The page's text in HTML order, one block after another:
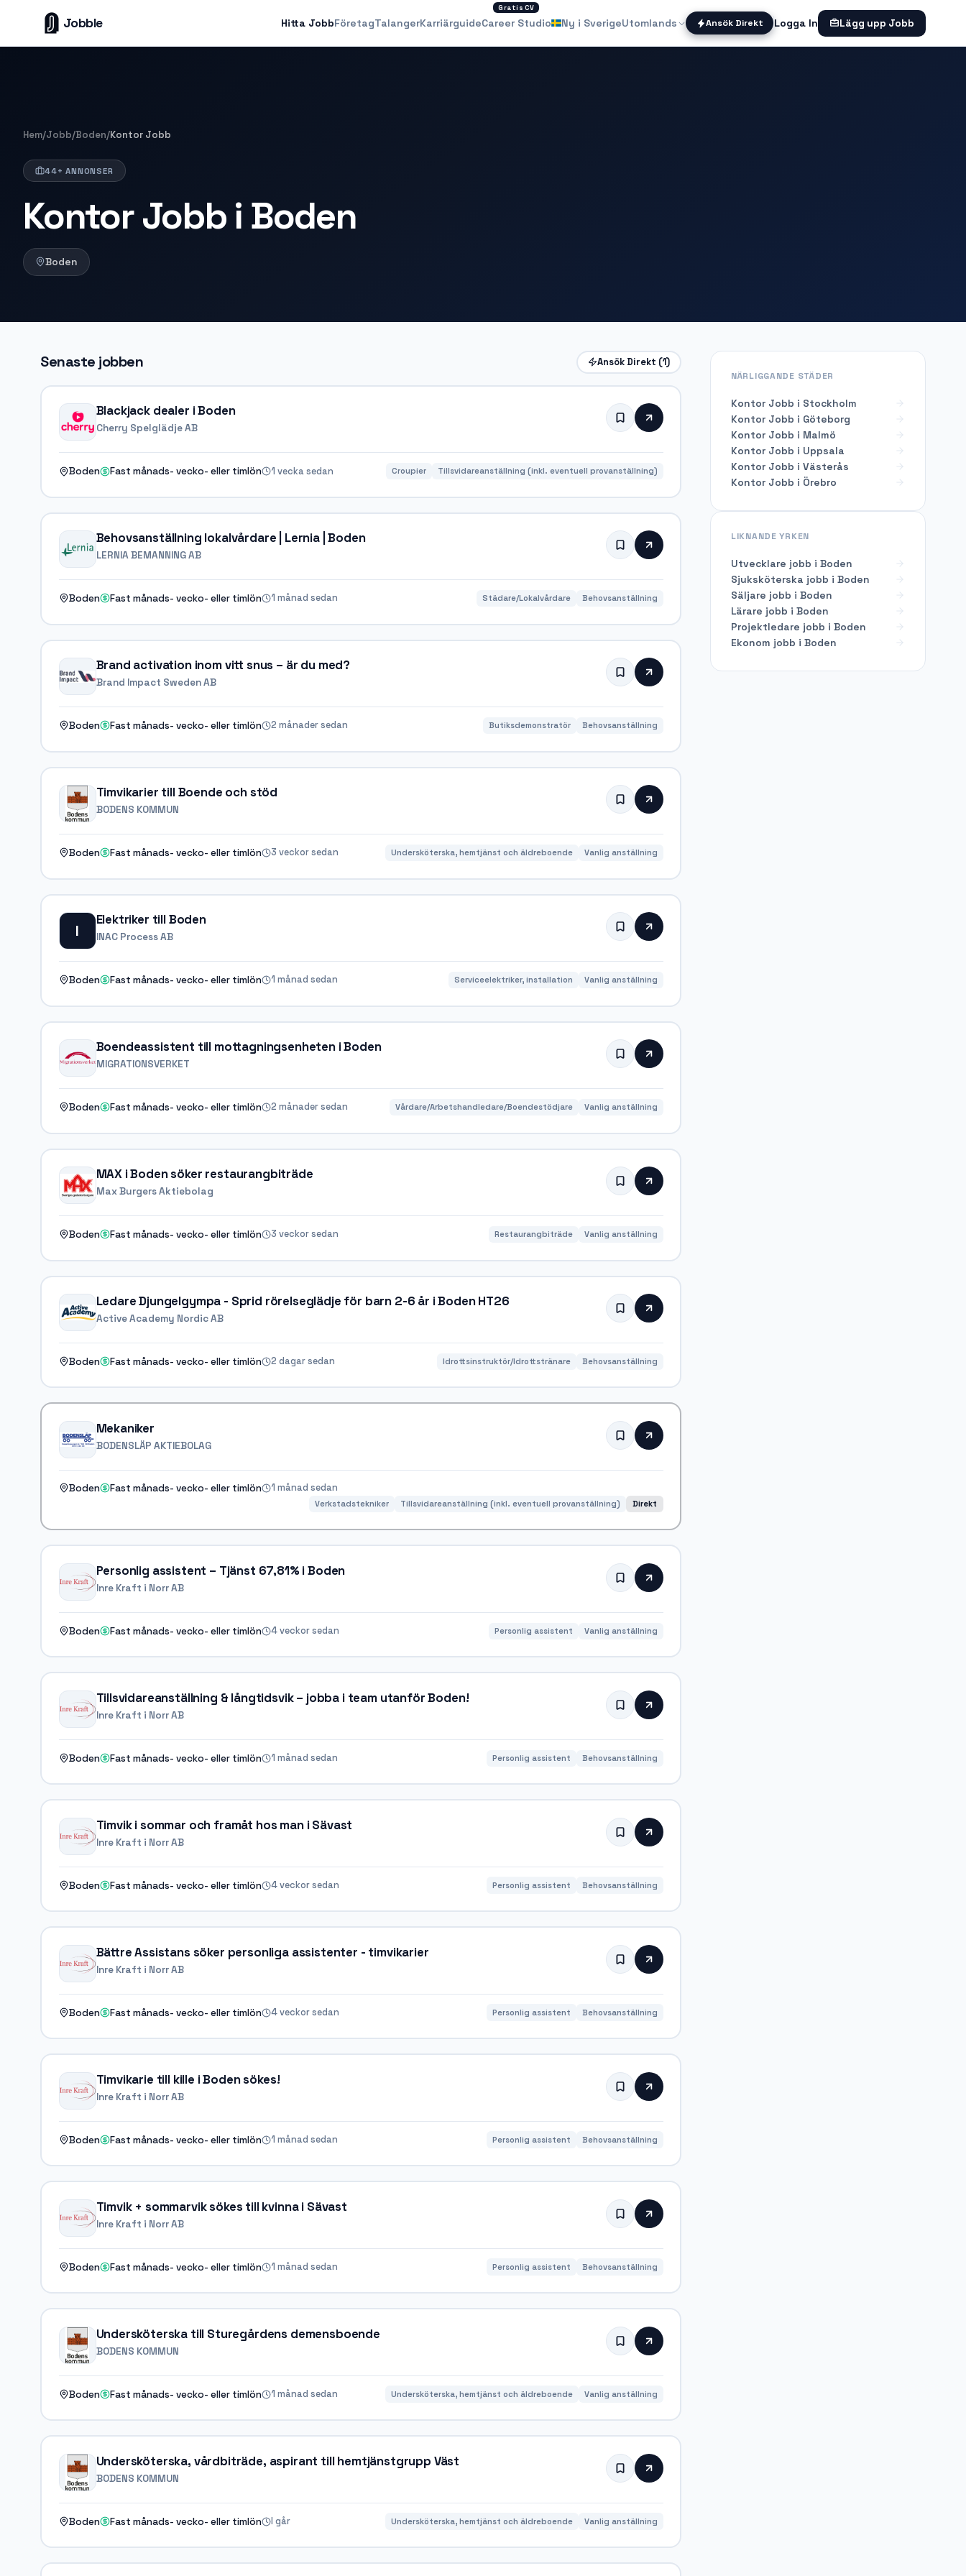
Jobble Hitta JobbFöretagTalangerKarriärguide
Gratis CV
Career Studio Ny i SverigeUtomlands Ansök Direkt Logga In Lägg upp Jobb
Hem/Jobb/Boden/Kontor Jobb
44+ ANNONSER
Kontor Jobb i Boden
Boden
Senaste jobben Ansök Direkt (1)
Blackjack dealer i Boden
Cherry Spelglädje AB
Boden Fast månads- vecko- eller timlön 1 vecka sedan Croupier Tillsvidareanställning (inkl. eventuell provanställning)
Behovsanställning lokalvårdare | Lernia | Boden
LERNIA BEMANNING AB
Boden Fast månads- vecko- eller timlön 1 månad sedan Städare/Lokalvårdare Behovsanställning
Brand activation inom vitt snus – är du med?
Brand Impact Sweden AB
Boden Fast månads- vecko- eller timlön 2 månader sedan Butiksdemonstratör Behovsanställning
Timvikarier till Boende och stöd
BODENS KOMMUN
Boden Fast månads- vecko- eller timlön 3 veckor sedan Undersköterska, hemtjänst och äldreboende Vanlig anställning
I
Elektriker till Boden
INAC Process AB
Boden Fast månads- vecko- eller timlön 1 månad sedan Serviceelektriker, installation Vanlig anställning
Boendeassistent till mottagningsenheten i Boden
MIGRATIONSVERKET
Boden Fast månads- vecko- eller timlön 2 månader sedan Vårdare/Arbetshandledare/Boendestödjare Vanlig anställning
MAX i Boden söker restaurangbiträde
Max Burgers Aktiebolag
Boden Fast månads- vecko- eller timlön 3 veckor sedan Restaurangbiträde Vanlig anställning
Ledare Djungelgympa - Sprid rörelseglädje för barn 2-6 år i Boden HT26
Active Academy Nordic AB
Boden Fast månads- vecko- eller timlön 2 dagar sedan Idrottsinstruktör/Idrottstränare Behovsanställning
Mekaniker
BODENSLÄP AKTIEBOLAG
Boden Fast månads- vecko- eller timlön 1 månad sedan
Verkstadstekniker Tillsvidareanställning (inkl. eventuell provanställning) Direkt
Personlig assistent – Tjänst 67,81% i Boden
Inre Kraft i Norr AB
Boden Fast månads- vecko- eller timlön 4 veckor sedan Personlig assistent Vanlig anställning
Tillsvidareanställning & långtidsvik – jobba i team utanför Boden!
Inre Kraft i Norr AB
Boden Fast månads- vecko- eller timlön 1 månad sedan Personlig assistent Behovsanställning
Timvik i sommar och framåt hos man i Sävast
Inre Kraft i Norr AB
Boden Fast månads- vecko- eller timlön 4 veckor sedan Personlig assistent Behovsanställning
Bättre Assistans söker personliga assistenter - timvikarier
Inre Kraft i Norr AB
Boden Fast månads- vecko- eller timlön 4 veckor sedan Personlig assistent Behovsanställning
Timvikarie till kille i Boden sökes!
Inre Kraft i Norr AB
Boden Fast månads- vecko- eller timlön 1 månad sedan Personlig assistent Behovsanställning
Timvik + sommarvik sökes till kvinna i Sävast
Inre Kraft i Norr AB
Boden Fast månads- vecko- eller timlön 1 månad sedan Personlig assistent Behovsanställning
Undersköterska till Sturegårdens demensboende
BODENS KOMMUN
Boden Fast månads- vecko- eller timlön 1 månad sedan Undersköterska, hemtjänst och äldreboende Vanlig anställning
Undersköterska, vårdbiträde, aspirant till hemtjänstgrupp Väst
BODENS KOMMUN
Boden Fast månads- vecko- eller timlön I går Undersköterska, hemtjänst och äldreboende Vanlig anställning
NÄRLIGGANDE STÄDER
Kontor Jobb i Stockholm
Kontor Jobb i Göteborg
Kontor Jobb i Malmö
Kontor Jobb i Uppsala
Kontor Jobb i Västerås
Kontor Jobb i Örebro
LIKNANDE YRKEN
Utvecklare jobb i Boden
Sjuksköterska jobb i Boden
Säljare jobb i Boden
Lärare jobb i Boden
Projektledare jobb i Boden
Ekonom jobb i Boden